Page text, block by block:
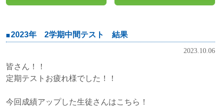
2023年 2学期中間テスト 結果
2023.10.06
皆さん！！
定期テストお疲れ様でした！！
今回成績アップした生徒さんはこちら！